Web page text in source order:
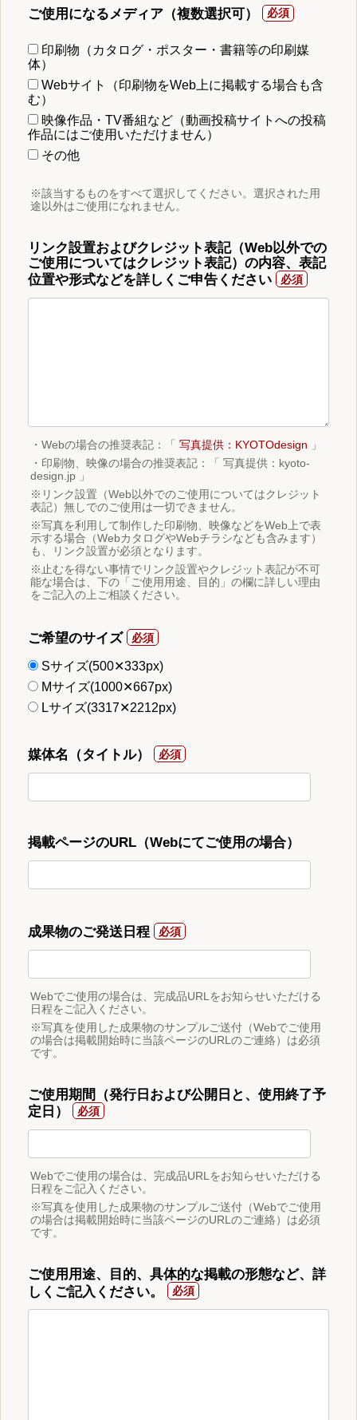
ご使用になるメディア（複数選択可）
印刷物（カタログ・ポスター・書籍等の印刷媒
体）
Webサイト（印刷物をWeb上に掲載する場合も含
む）
映像作品・TV番組など（動画投稿サイトへの投稿
作品にはご使用いただけません）
その他
※該当するものをすべて選択してください。選択された用
途以外はご使用になれません。
リンク設置およびクレジット表記（Web以外での
ご使用についてはクレジット表記）の内容、表記
位置や形式などを詳しくご申告ください
・Webの場合の推奨表記：「 写真提供：KYOTOdesign 」
・印刷物、映像の場合の推奨表記：「 写真提供：kyoto-
design.jp 」
※リンク設置（Web以外でのご使用についてはクレジット
表記）無しでのご使用は一切できません。
※写真を利用して制作した印刷物、映像などをWeb上で表
示する場合（WebカタログやWebチラシなども含みます）
も、リンク設置が必須となります。
※止むを得ない事情でリンク設置やクレジット表記が不可
能な場合は、下の「ご使用用途、目的」の欄に詳しい理由
をご記入の上ご相談ください。
ご希望のサイズ
Sサイズ(500✕333px)
Mサイズ(1000✕667px)
Lサイズ(3317✕2212px)
媒体名（タイトル）
掲載ページのURL（Webにてご使用の場合）
成果物のご発送日程
Webでご使用の場合は、完成品URLをお知らせいただける
日程をご記入ください。
※写真を使用した成果物のサンプルご送付（Webでご使用
の場合は掲載開始時に当該ページのURLのご連絡）は必須
です。
ご使用期間（発行日および公開日と、使用終了予
定日）
Webでご使用の場合は、完成品URLをお知らせいただける
日程をご記入ください。
※写真を使用した成果物のサンプルご送付（Webでご使用
の場合は掲載開始時に当該ページのURLのご連絡）は必須
です。
ご使用用途、目的、具体的な掲載の形態など、詳
しくご記入ください。